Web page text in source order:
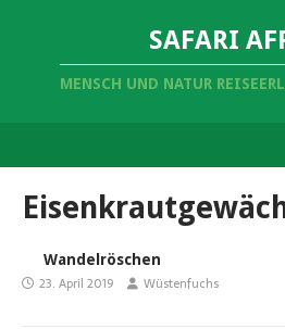
SAFARI
MENSCH UND NATUR
Wandelröschen
23. April 2019 Wüstenfuchs